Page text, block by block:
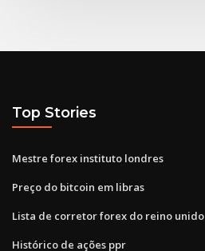
Top Stories
Mestre forex instituto londres
Preço do bitcoin em libras
Lista de corretor forex do reino unido
Histórico de ações ppr